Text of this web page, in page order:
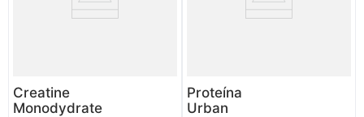
Creatine
Monodydrate
Proteína
Urban